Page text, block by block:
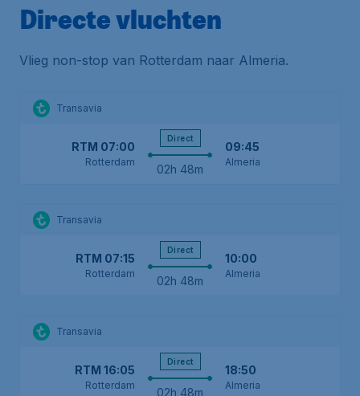
Directe vluchten
Vlieg non-stop van Rotterdam naar Almeria.
Transavia
RTM 07:00
Rotterdam
Direct
02h 48m
09:45
Almeria
Transavia
RTM 07:15
Rotterdam
Direct
02h 48m
10:00
Almeria
Transavia
RTM 16:05
Rotterdam
Direct
02h 48m
18:50
Almeria